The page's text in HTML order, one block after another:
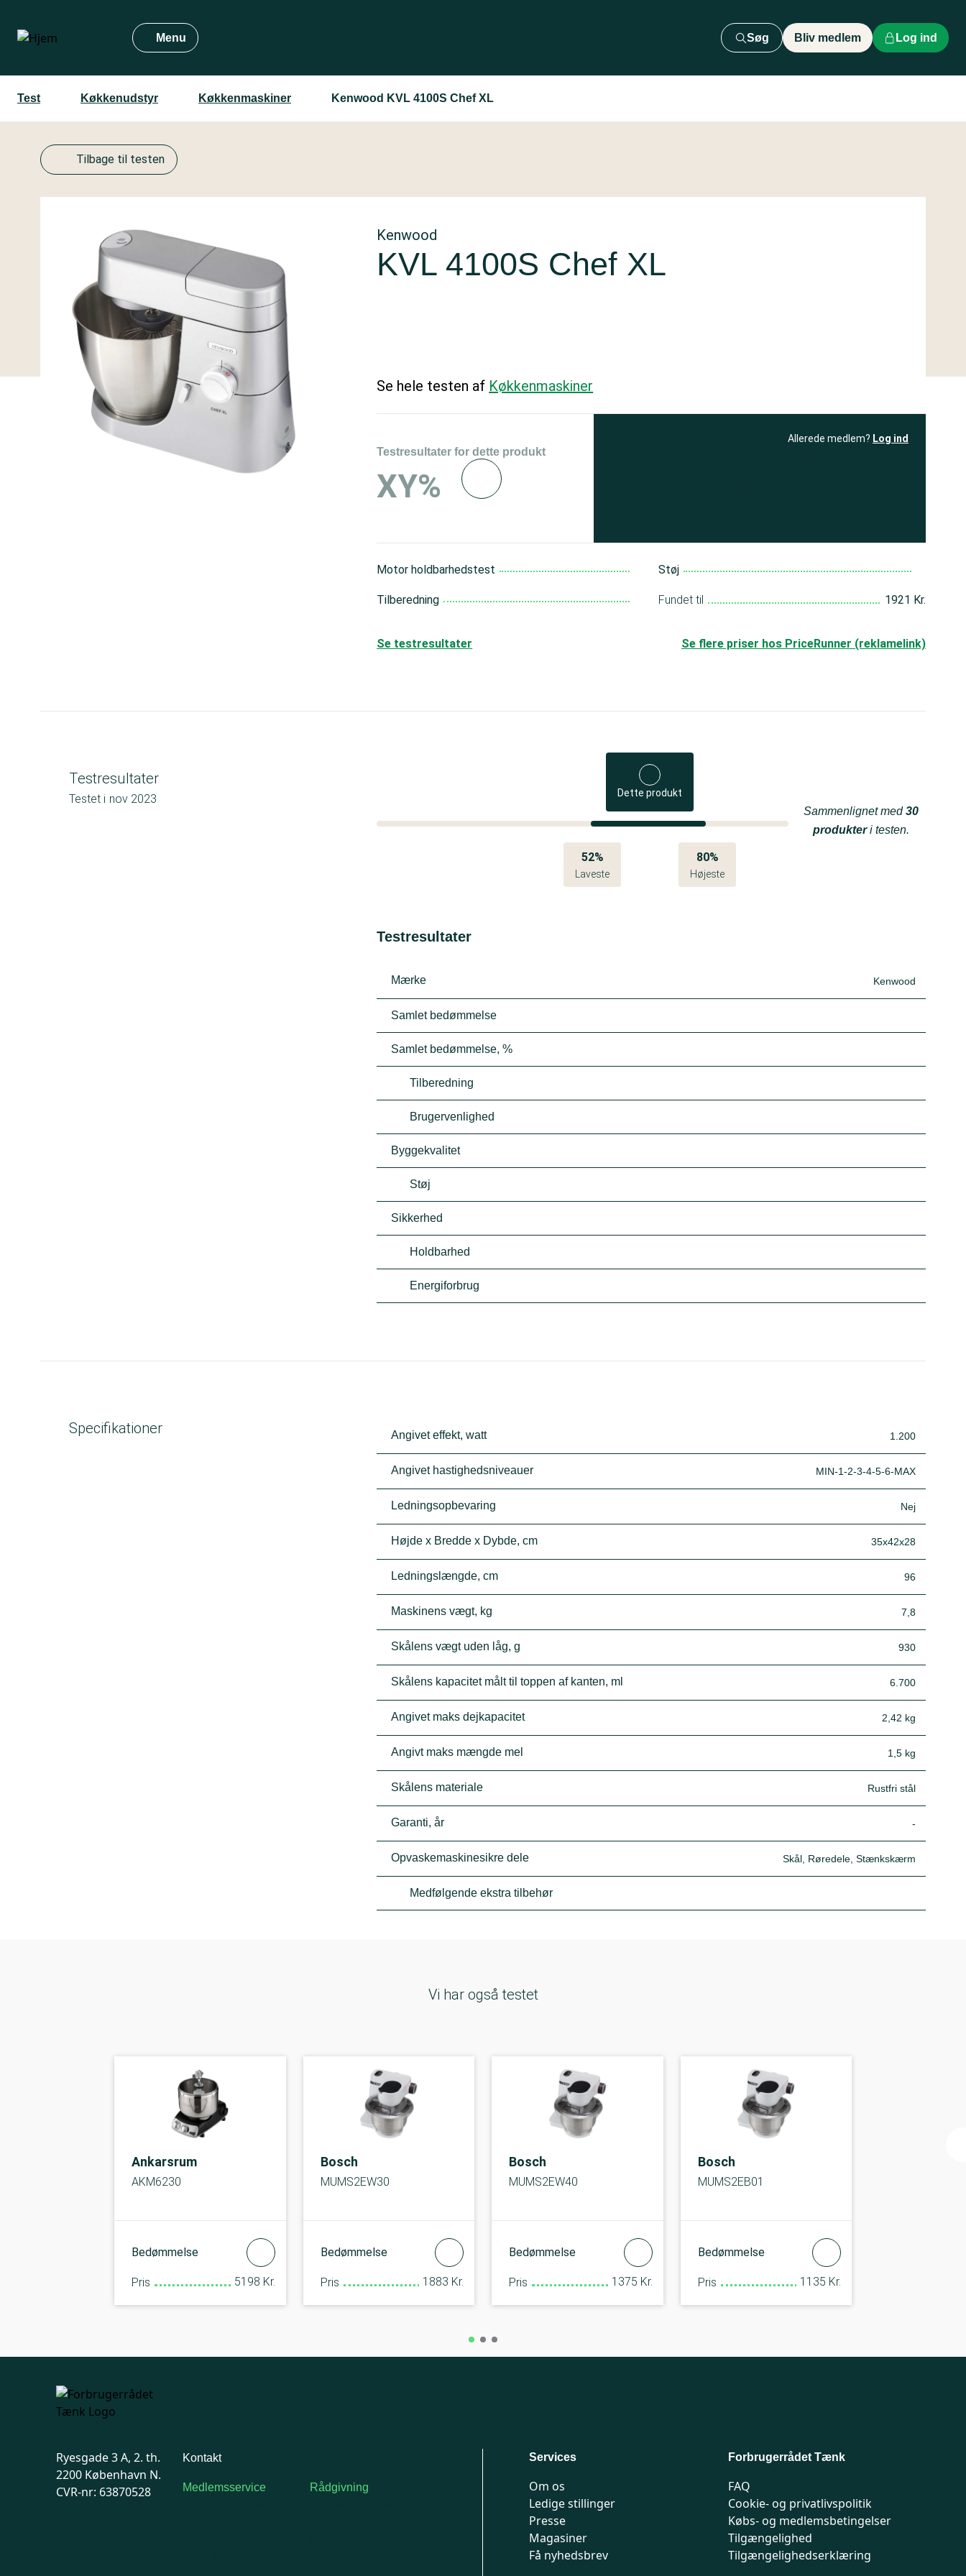
hovedindhold
Menu Søg Bliv medlem Log ind
Test Køkkenudstyr Køkkenmaskiner Kenwood KVL 4100S Chef XL
Tilbage til testen
Kenwood
KVL 4100S Chef XL
Se hele testen af Køkkenmaskiner
Testresultater for dette produkt
XY%
Allerede medlem? Log ind
Motor holdbarhedstest
Tilberedning
Støj
Fundet til 1921 Kr.
Se flere priser hos PriceRunner (reklamelink)
Se testresultater
Testresultater
Testet i nov 2023 Dette produkt
52%
Laveste
80%
Højeste
Sammenlignet med30
produkteri testen.
Testresultater
Mærke Kenwood
Samlet bedømmelse
Samlet bedømmelse, %
Tilberedning
Brugervenlighed
Byggekvalitet
Støj
Sikkerhed
Holdbarhed
Energiforbrug
Specifikationer Angivet effekt, watt 1.200
Angivet hastighedsniveauer MIN-1-2-3-4-5-6-MAX
Ledningsopbevaring Nej
Højde x Bredde x Dybde, cm 35x42x28
Ledningslængde, cm 96
Maskinens vægt, kg 7,8
Skålens vægt uden låg, g 930
Skålens kapacitet målt til toppen af kanten, ml 6.700
Angivet maks dejkapacitet 2,42 kg
Angivt maks mængde mel 1,5 kg
Skålens materiale Rustfri stål
Garanti, år -
Opvaskemaskinesikre dele Skål, Røredele, Stænkskærm
Medfølgende ekstra tilbehør
Vi har også testet
Ankarsrum
AKM6230
Bedømmelse
Pris 5198 Kr.
Bosch
MUMS2EW30
Bedømmelse
Pris 1883 Kr.
Bosch
MUMS2EW40
Bedømmelse
Pris 1375 Kr.
Bosch
MUMS2EB01
Bedømmelse
Pris 1135 Kr.
Ryesgade 3 A, 2. th.
2200 København N.
CVR-nr: 63870528
Kontakt
Medlemsservice Rådgivning
Services
Om os
Ledige stillinger
Presse
Magasiner
Få nyhedsbrev
Forbrugerrådet Tænk
FAQ
Cookie- og privatlivspolitik
Købs- og medlemsbetingelser
Tilgængelighed
Tilgængelighedserklæring